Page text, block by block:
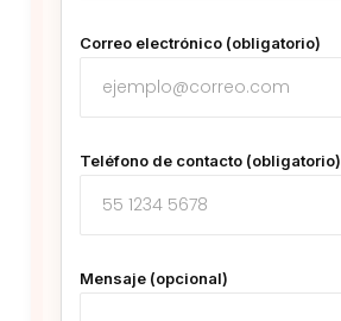
Correo electrónico (obligatorio)
Teléfono de contacto (obligatorio)
Mensaje (opcional)